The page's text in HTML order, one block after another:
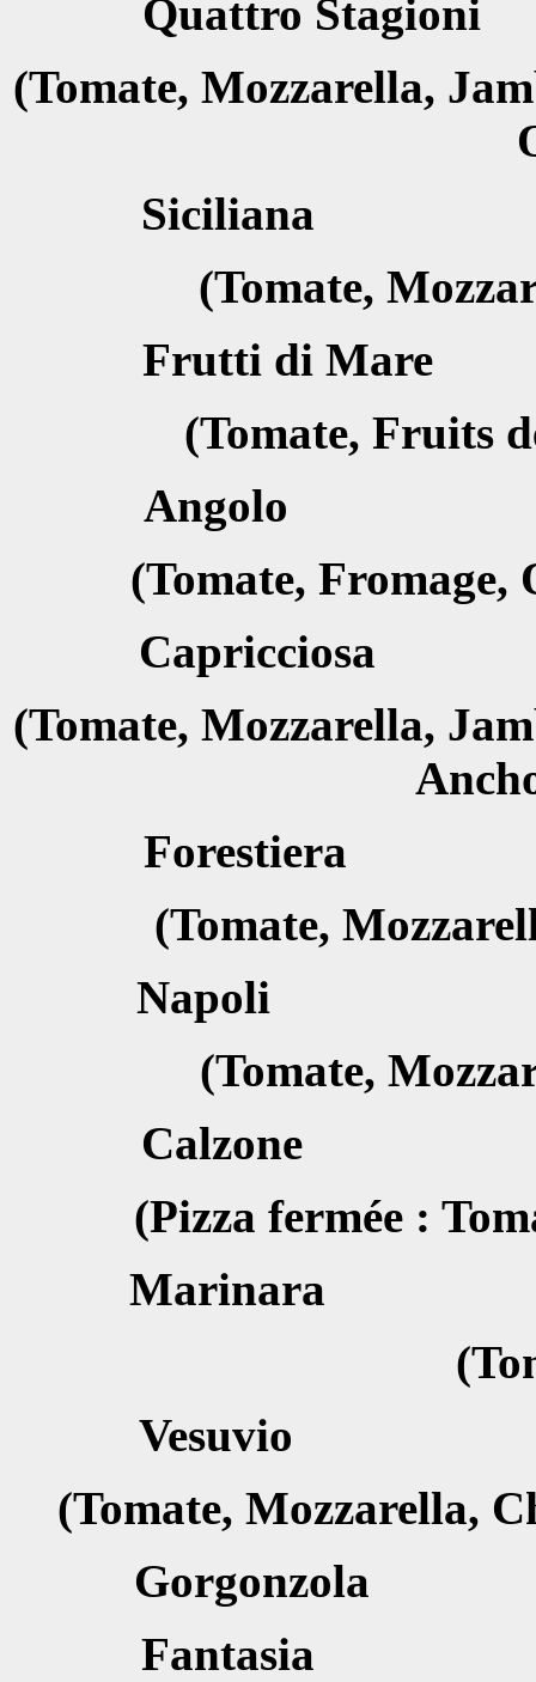
Quattro
(Tomate, Mozzarella,
(Tomate,
Frutti di
(Tomate, Fruits
(Tomate, Fromage,
(Tomate, Mozzarella,
(Tomate,
(Tomate,
(Pizza fermée :
(Tomate, Mozzarella,